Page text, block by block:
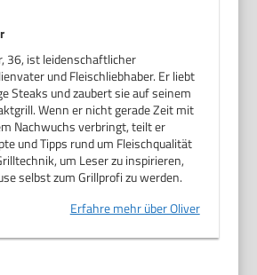
36, ist leidenschaftlicher
und Fleischliebhaber. Er liebt
Steaks und zaubert sie auf seinem
Wenn er nicht gerade Zeit mit
Nachwuchs verbringt, teilt er
und Tipps rund um Fleischqualität
um Leser zu inspirieren,
selbst zum Grillprofi zu werden.
Erfahre mehr über Oliver